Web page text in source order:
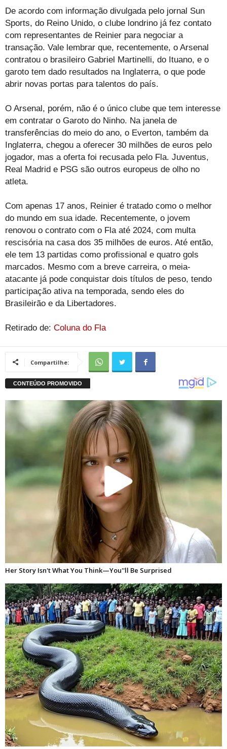
De acordo com informação divulgada pelo jornal Sun
Sports, do Reino Unido, o clube londrino já fez contato
com representantes de Reinier para negociar a
transação. Vale lembrar que, recentemente, o Arsenal
contratou o brasileiro Gabriel Martinelli, do Ituano, e o
garoto tem dado resultados na Inglaterra, o que pode
abrir novas portas para talentos do país.
O Arsenal, porém, não é o único clube que tem interesse
em contratar o Garoto do Ninho. Na janela de
transferências do meio do ano, o Everton, também da
Inglaterra, chegou a oferecer 30 milhões de euros pelo
jogador, mas a oferta foi recusada pelo Fla. Juventus,
Real Madrid e PSG são outros europeus de olho no
atleta.
Com apenas 17 anos, Reinier é tratado como o melhor
do mundo em sua idade. Recentemente, o jovem
renovou o contrato com o Fla até 2024, com multa
rescisória na casa dos 35 milhões de euros. Até então,
ele tem 13 partidas como profissional e quatro gols
marcados. Mesmo com a breve carreira, o meia-
atacante já pode conquistar dois títulos de peso, tendo
participação ativa na temporada, sendo eles do
Brasileirão e da Libertadores.
Retirado de: Coluna do Fla
Compartilhe: